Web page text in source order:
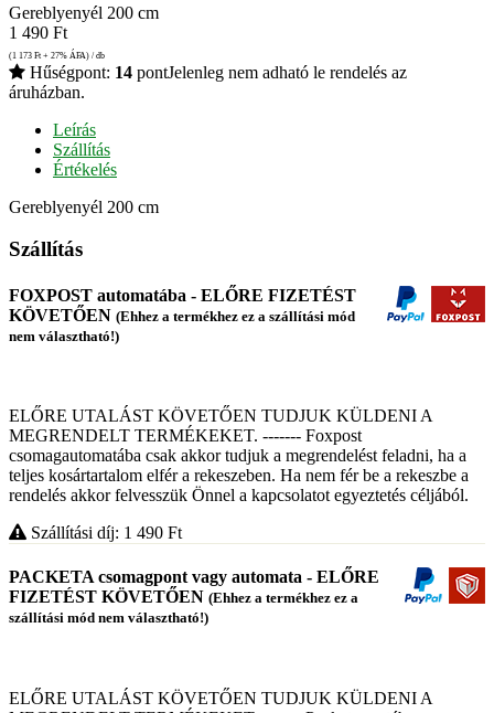
Gereblyenyél 200 cm
1 490 Ft
(1 173 Ft + 27% ÁFA) / db
Hűségpont: 14 pontJelenleg nem adható le rendelés az
áruházban.
Leírás
Szállítás
Értékelés
Gereblyenyél 200 cm
Szállítás
FOXPOST automatába - ELŐRE FIZETÉST
KÖVETŐEN (Ehhez a termékhez ez a szállítási mód
nem választható!)
ELŐRE UTALÁST KÖVETŐEN TUDJUK KÜLDENI A
MEGRENDELT TERMÉKEKET. ------- Foxpost
csomagautomatába csak akkor tudjuk a megrendelést feladni, ha a
teljes kosártartalom elfér a rekeszeben. Ha nem fér be a rekeszbe a
rendelés akkor felvesszük Önnel a kapcsolatot egyeztetés céljából.
Szállítási díj: 1 490 Ft
PACKETA csomagpont vagy automata - ELŐRE
FIZETÉST KÖVETŐEN (Ehhez a termékhez ez a
szállítási mód nem választható!)
ELŐRE UTALÁST KÖVETŐEN TUDJUK KÜLDENI A